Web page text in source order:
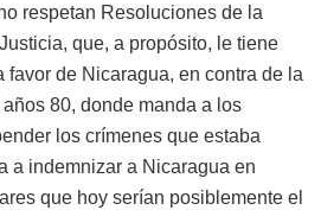
respetan Resoluciones de la
que, a propósito, le tiene
favor de Nicaragua, en contra de la
80, donde manda a los
los crímenes que estaba
a indemnizar a Nicaragua en
que hoy serían posiblemente el